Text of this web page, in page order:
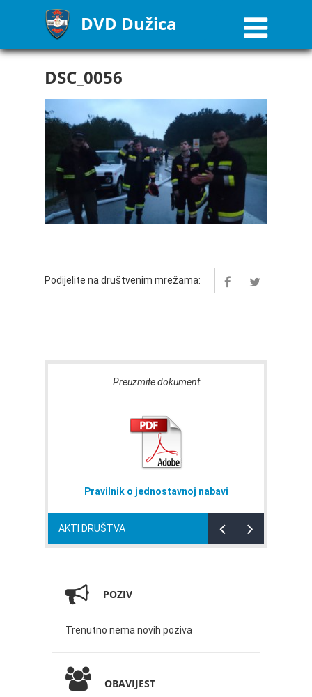
DVD Dužica
DSC_0056
Podijelite na društvenim mrežama:
AKTI DRUŠTVA
Preuzmite dokument
Pravilnik o jednostavnoj nabavi
POZIV
Trenutno nema novih poziva
OBAVIJEST